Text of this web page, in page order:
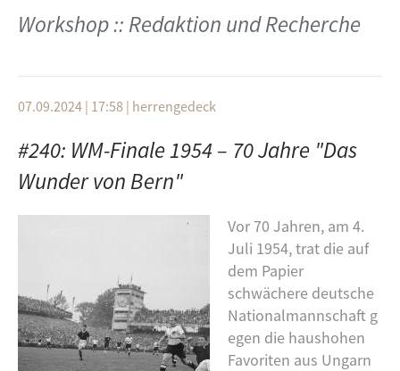
mitzugestalten.
eure eigene Sendung moderieren – kostenlos und
von erfahrenen Moderator:innen unterstützt.
Alles, was ihr dafür tun müsst: Mindestens 16 Jahre
alt sein und eine Mail mit eurem Wunschtermin an
Workshop :: Redaktion und Recherche
07.09.2024 | 17:58 | herrengedeck
#240: WM-Finale 1954 – 70 Jahre "Das
Wunder von Bern"
Vor 70 Jahren, am 4.
Juli 1954, trat die auf
dem Papier
schwächere deutsche
Nationalmannschaft g
egen die haushohen
Favoriten aus Ungarn